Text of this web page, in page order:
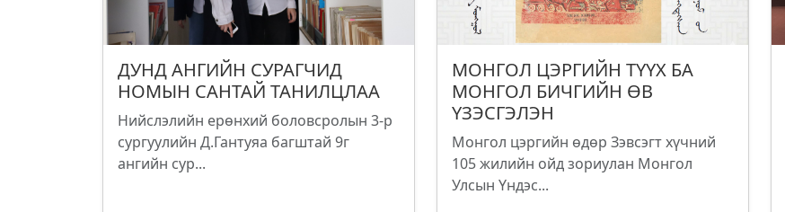
ДУНД АНГИЙН СУРАГЧИД
НОМЫН САНТАЙ ТАНИЛЦЛАА
Нийслэлийн ерөнхий боловсролын 3-р
сургуулийн Д.Гантуяа багштай 9г
ангийн сур...
МОНГОЛ ЦЭРГИЙН ТҮҮХ БА
МОНГОЛ БИЧГИЙН ӨВ
ҮЗЭСГЭЛЭН
Монгол цэргийн өдөр Зэвсэгт хүчний
105 жилийн ойд зориулан Монгол
Улсын Үндэс...